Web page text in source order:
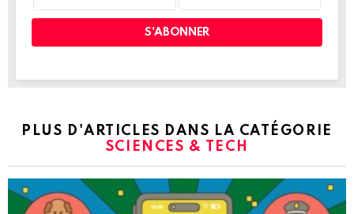
PLUS D'ARTICLES DANS LA CATÉGORIE
SCIENCES & TECH